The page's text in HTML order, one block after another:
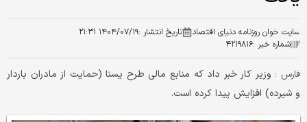
سایت خوان روزنامه دنیای اقتصاد تاریخ انتشار :۱۴۰۴/۰۷/۱۹ ۲۱:۳۱
شماره خبر :۴۲۱۹۸۱۶
فارس : وزیر کار خبر داد که منابع مالی طرح یسنا (حمایت از مادران باردار
و شیرده) افزایش پیدا کرده است.